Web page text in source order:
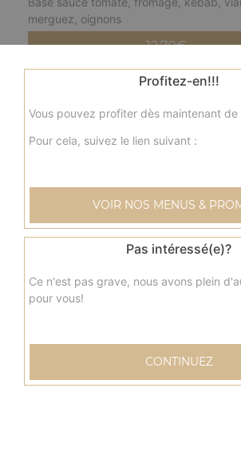
merguez, oignons
12.70€
Base crème fraîche, fromage, blanc de
de terre, champignons, olives
nordique moyenne
Base crème fraîche, fromage, saumon,
12.70€
Profitez-en!!!
Vous pouvez profiter dès maintenant de
Pour cela, suivez le lien suivant :
VOIR NOS MENUS &
Pas intéressé(e)?
Ce n'est pas grave, nous avons plein
pour vous!
CONTINUEZ